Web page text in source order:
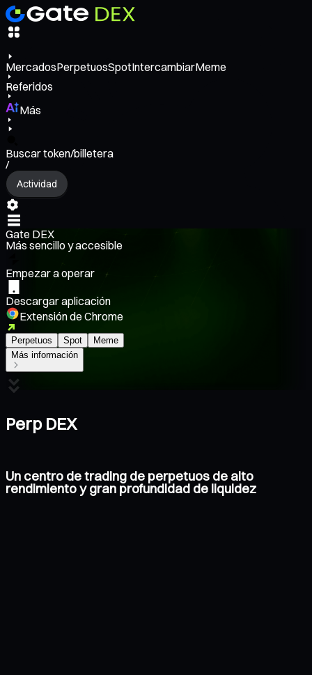
MercadosPerpetuosSpotIntercambiarMeme
Referidos
Más
Buscar token/billetera
/
Actividad
Gate DEX
Más sencillo y accesible
Empezar a operar
Descargar aplicación
Extensión de Chrome
Perpetuos Spot
Meme
Más información
Perp DEX
Un centro de trading de perpetuos de alto
rendimiento y gran profundidad de liquidez